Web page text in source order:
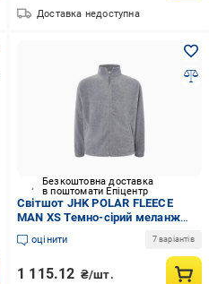
Доставка недоступна
Безкоштовна доставка
в поштомати Епіцентр
Світшот JHK POLAR FLEECE
MAN XS Темно-сірий меланж
(GM)
оцінити 7 варіантів
1 115.12 ₴/шт.